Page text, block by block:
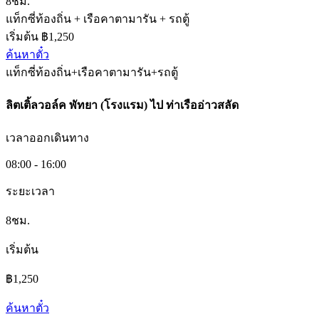
แท็กซี่ท้องถิ่น + เรือคาตามารัน + รถตู้
เริ่มต้น ฿1,250
ค้นหาตั๋ว
แท็กซี่ท้องถิ่น+เรือคาตามารัน+รถตู้
ลิตเติ้ลวอล์ค พัทยา (โรงแรม)ไป ท่าเรืออ่าวสลัด
เวลาออกเดินทาง
08:00 - 16:00
ระยะเวลา
8ชม.
เริ่มต้น
฿1,250
ค้นหาตั๋ว